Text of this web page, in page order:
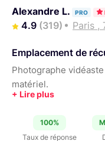
Alexandre L. PRO
4.9 (319) Paris ,
Emplacement de
Photographe
matériel.
100%
Taux de réponse